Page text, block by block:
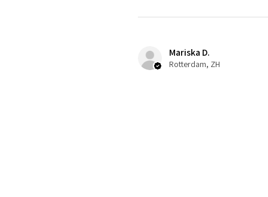
Mariska D.
Rotterdam, ZH